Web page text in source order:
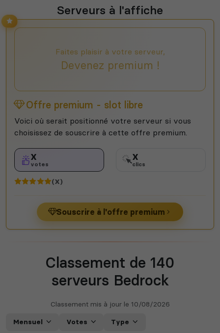
Serveurs à l'affiche
Faites plaisir à votre serveur,
Devenez premium !
Offre premium - slot libre
Voici où serait positionné votre serveur si vous
choisissez de souscrire à cette offre premium.
X
votes
X
clics
(X)
Souscrire à l'offre premium
Classement de 140
serveurs Bedrock
Classement mis à jour le 10/08/2026
Mensuel Votes Type